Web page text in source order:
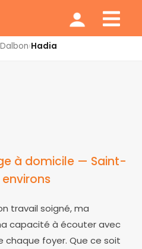
›Hadia
à domicile — Saint-
travail soigné, ma
capacité à écouter avec
foyer. Que ce soit